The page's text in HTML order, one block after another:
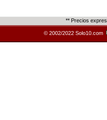
** Precios
© 2002/2022 Solo10.com